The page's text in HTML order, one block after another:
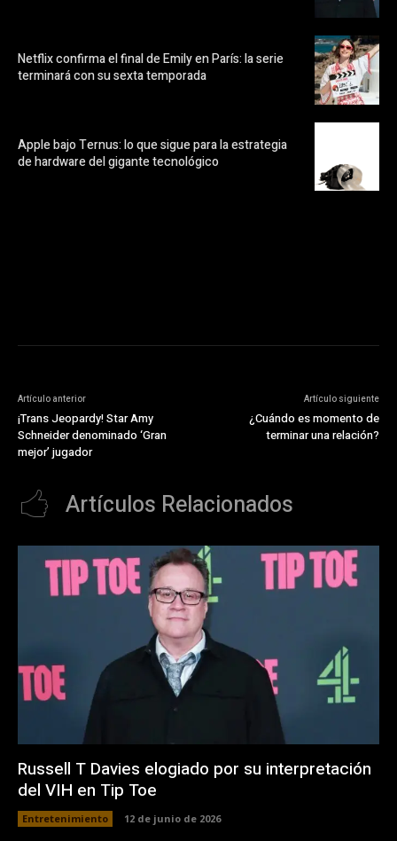
Netflix confirma el final de Emily en París: la serie
terminará con su sexta temporada
Apple bajo Ternus: lo que sigue para la estrategia
de hardware del gigante tecnológico
Artículo anterior
¡Trans Jeopardy! Star Amy
Schneider denominado ‘Gran
mejor’ jugador
Artículo siguiente
¿Cuándo es momento de
terminar una relación?
Artículos Relacionados
Russell T Davies elogiado por su interpretación
del VIH en Tip Toe
Entretenimiento 12 de junio de 2026